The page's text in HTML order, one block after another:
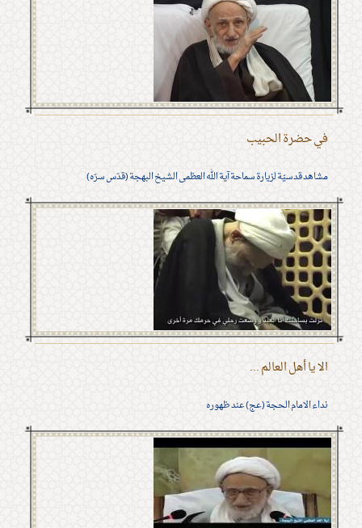
في حضرة الحبيب
مشاهد قدسيّة لزيارة سماحة آية الله العظمى الشيخ البهجة (قدّس سرّه)
الا يا أهل العالم ...
نداء الامام الحجة (عج) عند ظهوره